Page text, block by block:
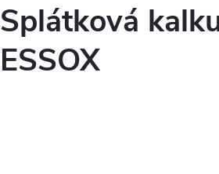
Splátková
ESSOX